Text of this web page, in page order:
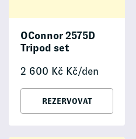
OConnor 2575D
Tripod set
2 600 Kč Kč/den
REZERVOVAT